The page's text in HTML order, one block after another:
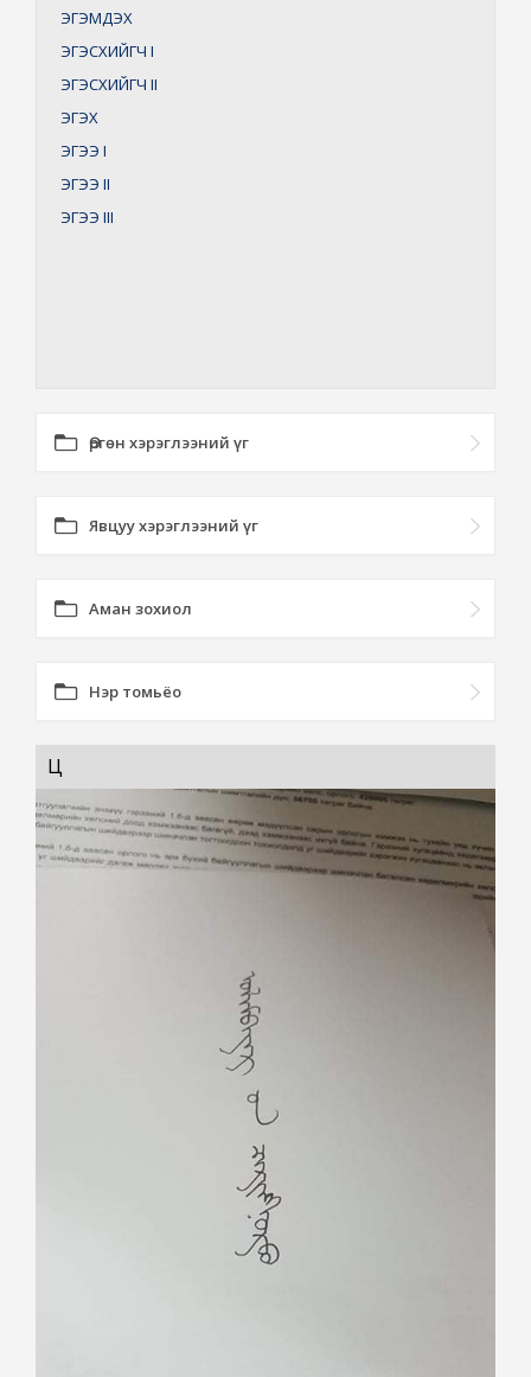
ЭГЭМДЭХ
ЭГЭСХИЙГЧ I
ЭГЭСХИЙГЧ II
ЭГЭХ
ЭГЭЭ I
ЭГЭЭ II
ЭГЭЭ III
Өргөн хэрэглээний үг
Явцуу хэрэглээний үг
Аман зохиол
Нэр томьёо
Ц